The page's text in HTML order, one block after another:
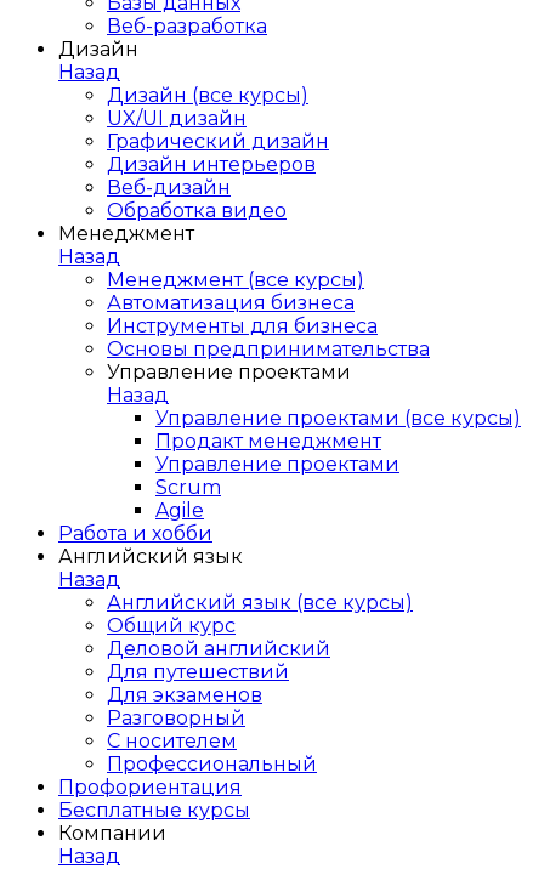
Веб-разработка
Дизайн
Назад
Дизайн (все курсы)
UX/UI дизайн
Графический дизайн
Дизайн интерьеров
Веб-дизайн
Обработка видео
Менеджмент
Назад
Менеджмент (все курсы)
Автоматизация бизнеса
Инструменты для бизнеса
Основы предпринимательства
Управление проектами
Назад
Управление проектами (все курсы)
Продакт менеджмент
Управление проектами
Scrum
Agile
Работа и хобби
Английский язык
Назад
Английский язык (все курсы)
Общий курс
Деловой английский
Для путешествий
Для экзаменов
Разговорный
С носителем
Профессиональный
Профориентация
Бесплатные курсы
Компании
Назад